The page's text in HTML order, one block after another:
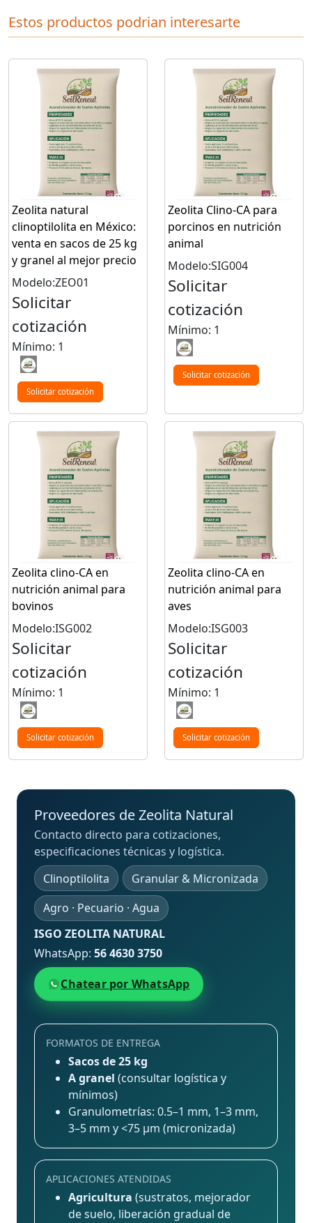
Estos productos podrian interesarte
Zeolita natural
clinoptilolita en México:
venta en sacos de 25 kg
y granel al mejor precio
Modelo:ZEO01
Solicitar
cotización
Mínimo: 1
Solicitar cotización
Zeolita Clino-CA para
porcinos en nutrición
animal
Modelo:SIG004
Solicitar
cotización
Mínimo: 1
Solicitar cotización
Zeolita clino-CA en
nutrición animal para
bovinos
Modelo:ISG002
Solicitar
cotización
Mínimo: 1
Solicitar cotización
Zeolita clino-CA en
nutrición animal para
aves
Modelo:ISG003
Solicitar
cotización
Mínimo: 1
Solicitar cotización
Proveedores de Zeolita Natural
Contacto directo para cotizaciones,
especificaciones técnicas y logística.
Clinoptilolita
Granular & Micronizada
Agro · Pecuario · Agua
ISGO ZEOLITA NATURAL
WhatsApp: 56 4630 3750
Chatear por WhatsApp
FORMATOS DE ENTREGA
Sacos de 25 kg
A granel (consultar logística y
mínimos)
Granulometrías: 0.5–1 mm, 1–3 mm,
3–5 mm y <75 μm (micronizada)
APLICACIONES ATENDIDAS
Agricultura (sustratos, mejorador
de suelo, liberación gradual de